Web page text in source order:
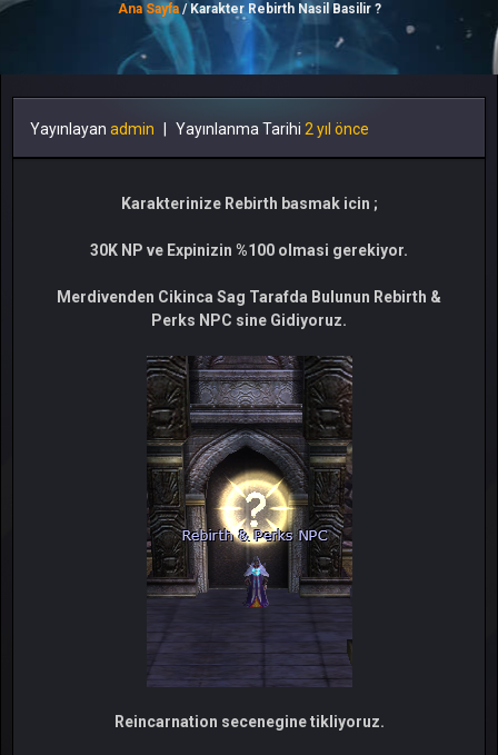
Ana Sayfa / Karakter Rebirth Nasil Basilir ?
Yayınlayan admin Yayınlanma Tarihi 2 yıl önce
Karakterinize Rebirth basmak icin ;
30K NP ve Expinizin %100 olmasi gerekiyor.
Merdivenden Cikinca Sag Tarafda Bulunun Rebirth &
Perks NPC sine Gidiyoruz.
Reincarnation secenegine tikliyoruz.